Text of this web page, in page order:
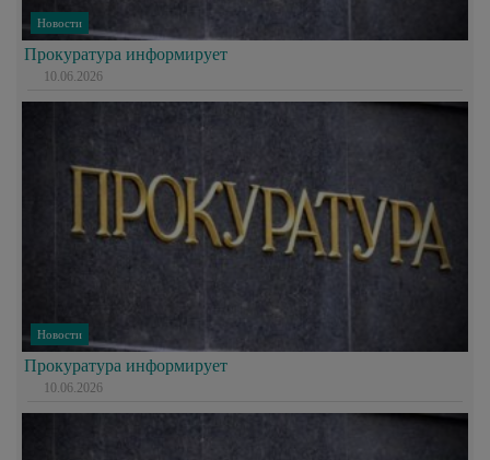
Новости
Прокуратура информирует
10.06.2026
Новости
Прокуратура информирует
10.06.2026